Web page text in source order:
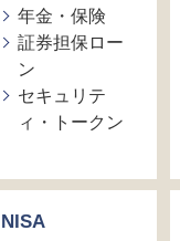
年金・保険
証券担保ロー
ン
セキュリテ
ィ・トークン
NISA